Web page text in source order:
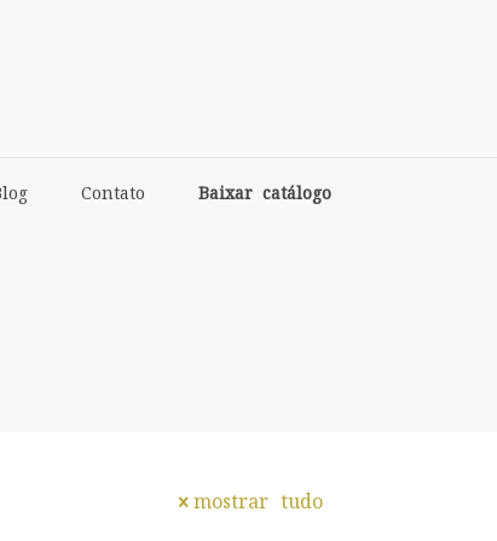
Contato Baixar catálogo
mostrar tudo